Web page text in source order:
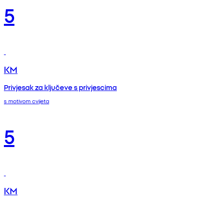
5
KM
Privjesak za ključeve s privjescima
s motivom cvijeta
5
KM